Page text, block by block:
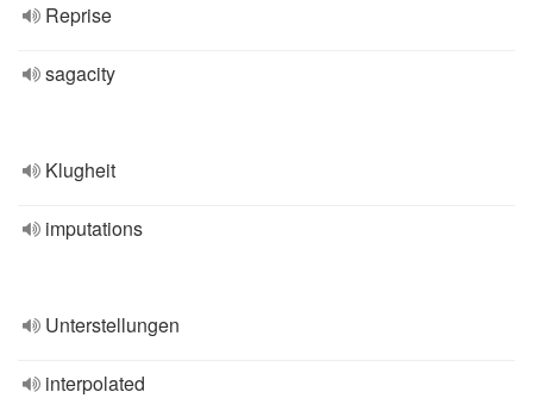
Reprise
sagacity
Klugheit
imputations
Unterstellungen
interpolated